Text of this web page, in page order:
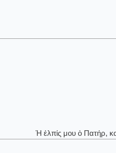
Ἡ ἐλπίς μου ὁ Πατήρ,